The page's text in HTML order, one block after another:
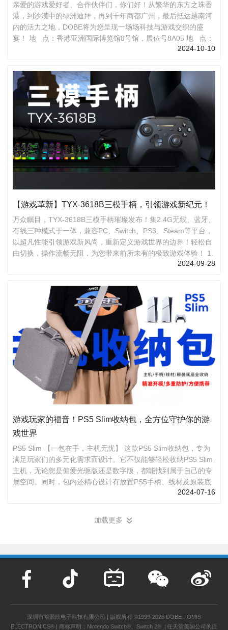
亲爱的游戏爱好者、合作伙伴们，你们好！从繁华的东方之珠香
港，到沙漠中的绿洲迪拜，再到千年商都广州，最后抵达越南河
内的活力之地，DOBE将为您呈现一场场科技与游戏交织的盛
宴！ 地 点：香港亚洲国际博览馆8号馆，展位号8A05 地 点：
阿拉伯联合酋长国迪拜世界贸易中心15号馆，展位号H15-36 地
地 点：越南河内国际展览中心(ICE)，展厅A，展位号1A18
让我们在这个金...
2024-10-10
【游戏革新】TYX-3618B三模手柄，引领游戏新纪元！
万众瞩目，TYX-3618B三模手柄璀璨发布！集2.4G无线、蓝牙、
有线三种模式于一体，兼容PC、Switch、PS3、Steam等平台，
以超凡性能引领游戏新风尚，重新定义游戏世界的边界！轻松自
由切换，操作流畅无阻，为您带来前所未有的极致游戏体验！ 1.
双马达震感，沉浸新境界 指尖轻触，双马达震撼反馈，游戏激战
键化繁为简 繁琐操作一键搞定，连招流畅，走位精准，轻松应对
游戏每一个挑战。 3. TURBO连发，战场主宰 半自动/全自动自
2024-09-28
游戏玩家的福音！PS5 Slim收纳包，全方位守护你的游
戏世界
PS5 Slim 【一包在手，主机无忧】 这款PS5 Slim收纳包，专为
满足玩家们的多元化需求而设计。它不仅能够轻松收纳PS5 Slim
主机，无论您是偏爱光驱版还是数字版，都能找到属于自己的专
属空间。同时，包内还精心设计有放置PS5手柄、线材及原装底
座的区域，让您的所有游戏配件都能有序安放，告别杂乱无章。
节都完美契合，确保收纳过程中既紧致又美观。独特的内部结构
2024-07-16
加载更多 »
深圳市裕源欣电子科技有限公司 | 版权所有 ©1999-2026 DOBE FOMIS
ELECTRONICS® | 商标声明：Nintendo Switch®、Switch 2®（任天堂美国公司的注